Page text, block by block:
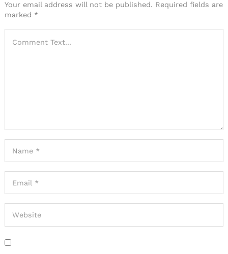
Your email address will not be published. Required fields are
marked *